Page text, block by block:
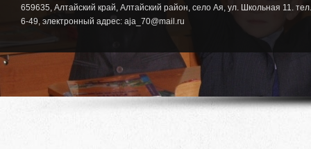
659635, Алтайский край, Алтайский район, село Ая, ул. Школьная 11.
6-49, электронный адрес: aja_70@mail.ru